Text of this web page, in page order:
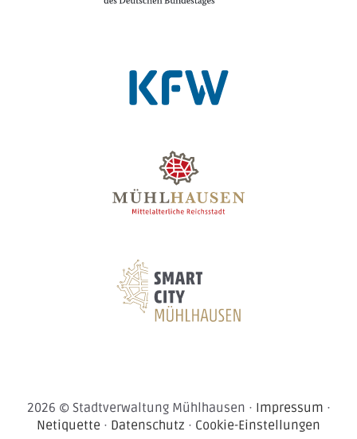
2026 © Stadtverwaltung Mühlhausen · Impressum ·
Netiquette · Datenschutz · Cookie-Einstellungen